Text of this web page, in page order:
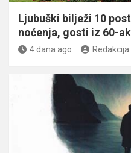
Ljubuški bilježi 10
noćenja, gosti iz 60-
4 dana ago Redakcija